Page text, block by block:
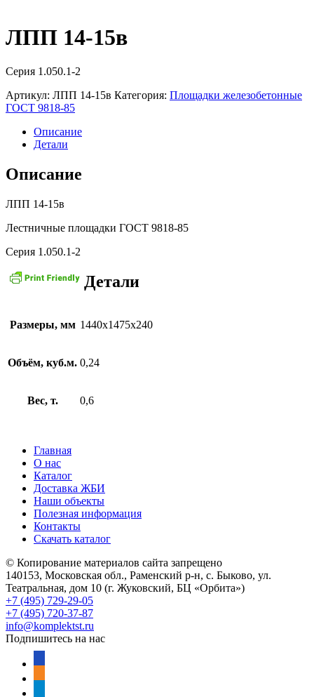
ЛПП 14-15в
Серия 1.050.1-2
Артикул: ЛПП 14-15в Категория: Площадки железобетонные
ГОСТ 9818-85
Описание
Детали
Описание
ЛПП 14-15в
Лестничные площадки ГОСТ 9818-85
Серия 1.050.1-2
Детали
Размеры, мм 1440х1475х240
Объём, куб.м. 0,24
Вес, т. 0,6
Главная
О нас
Каталог
Доставка ЖБИ
Наши объекты
Полезная информация
Контакты
Скачать каталог
© Копирование материалов сайта запрещено
140153, Московская обл., Раменский р-н, с. Быково, ул.
Театральная, дом 10 (г. Жуковский, БЦ «Орбита»)
+7 (495) 729-29-05
+7 (495) 720-37-87
info@komplektst.ru
Подпишитесь на нас